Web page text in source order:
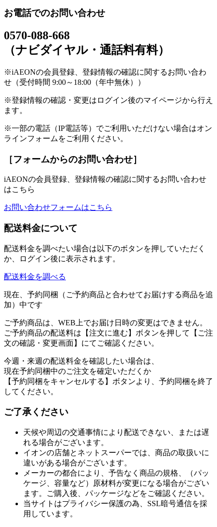
お電話でのお問い合わせ
0570-088-668
（ナビダイヤル・通話料有料）
※iAEONの会員登録、登録情報の確認に関するお問い合わ
せ（受付時間 9:00～18:00（年中無休））
※登録情報の確認・変更はログイン後のマイページから行え
ます。
※一部の電話（IP電話等）でご利用いただけない場合はオン
ラインフォームをご利用ください。
［フォームからのお問い合わせ］
iAEONの会員登録、登録情報の確認に関するお問い合わせ
はこちら
お問い合わせフォームはこちら
配送料金について
配送料金を調べたい場合は以下のボタンを押していただく
か、ログイン後に表示されます。
配送料金を調べる
現在、予約同梱（ご予約商品と合わせてお届けする商品を追
加）中です
ご予約商品は、WEB上でお届け日時の変更はできません。
ご予約商品の配送料は【注文に進む】ボタンを押して【ご注
文の確認・変更画面】にてご確認ください。
今週・来週の配送料金を確認したい場合は、
現在予約同梱中のご注文を確定いただくか
【予約同梱をキャンセルする】ボタンより、予約同梱を終了
してください。
ご了承ください
天候や周辺の交通事情により配送できない、または遅
れる場合がございます。
イオンの店舗とネットスーパーでは、商品の取扱いに
違いがある場合がございます。
メーカーの都合により、予告なく商品の規格、（パッ
ケージ、容量など）原材料が変更になる場合がござい
ます。ご購入後、パッケージなどをご確認ください。
当サイトはプライバシー保護の為、SSL暗号通信を採
用しています。